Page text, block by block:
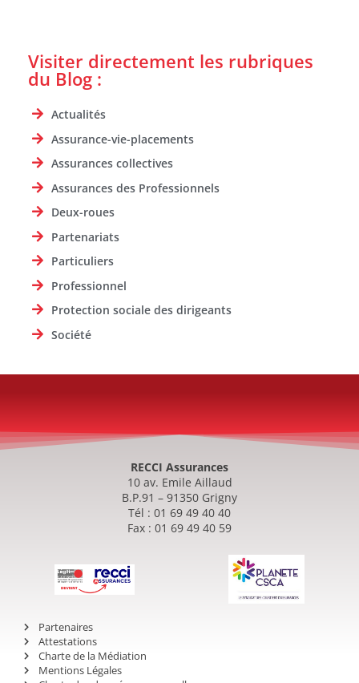
Visiter directement les rubriques
du Blog :
Actualités
Assurance-vie-placements
Assurances collectives
Assurances des Professionnels
Deux-roues
Partenariats
Particuliers
Professionnel
Protection sociale des dirigeants
Société
RECCI Assurances
10 av. Emile Aillaud
B.P.91 – 91350 Grigny
Tél : 01 69 49 40 40
Fax : 01 69 49 40 59
Partenaires
Attestations
Charte de la Médiation
Mentions Légales